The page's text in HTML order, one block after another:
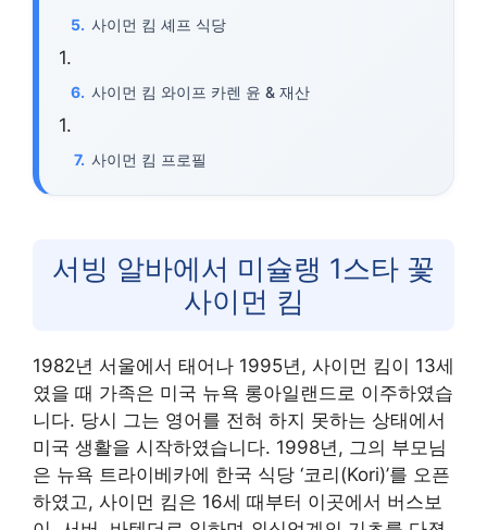
사이먼 킴 셰프 식당
사이먼 킴 와이프 카렌 윤 & 재산
사이먼 킴 프로필
서빙 알바에서 미슐랭 1스타 꽃
사이먼 킴
1982년 서울에서 태어나 1995년, 사이먼 킴이 13세
였을 때 가족은 미국 뉴욕 롱아일랜드로 이주하였습
니다. 당시 그는 영어를 전혀 하지 못하는 상태에서
미국 생활을 시작하였습니다. 1998년, 그의 부모님
은 뉴욕 트라이베카에 한국 식당 ‘코리(Kori)’를 오픈
하였고, 사이먼 킴은 16세 때부터 이곳에서 버스보